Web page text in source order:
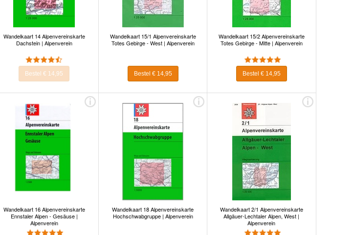
Wandelkaart 14 Alpenvereinskarte
Dachstein | Alpenverein
Bestel € 14,95
Wandelkaart 15/1 Alpenvereinskarte
Totes Gebirge - West | Alpenverein
Bestel € 14,95
Wandelkaart 15/2 Alpenvereinskarte
Totes Gebirge - Mitte | Alpenverein
Bestel € 14,95
Wandelkaart 16 Alpenvereinskarte
Ennstaler Alpen - Gesäuse |
Alpenverein
Wandelkaart 18 Alpenvereinskarte
Hochschwabgruppe | Alpenverein
Wandelkaart 2/1 Alpenvereinskarte
Allgäuer-Lechtaler Alpen, West |
Alpenverein